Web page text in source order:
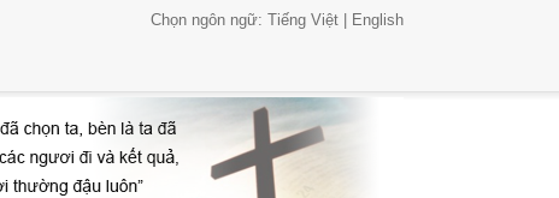
Chọn ngôn ngữ: Tiếng Việt English